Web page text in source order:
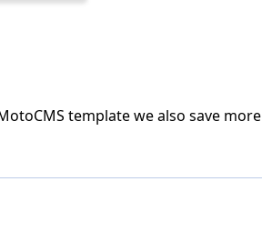
template we also save